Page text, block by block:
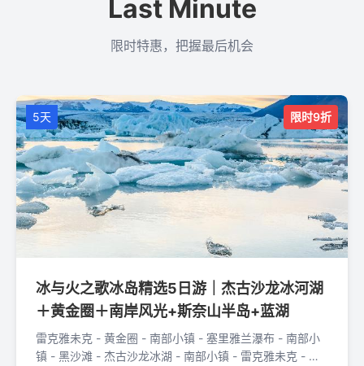
Last Minute
限时特惠，把握最后机会
5天 限时9折
冰与火之歌冰岛精选5日游｜杰古沙龙冰河湖
＋黄金圈＋南岸风光+斯奈山半岛+蓝湖
雷克雅未克 - 黄金圈 - 南部小镇 - 塞里雅兰瀑布 - 南部小
镇 - 黑沙滩 - 杰古沙龙冰湖 - 南部小镇 - 雷克雅未克 - 蓝